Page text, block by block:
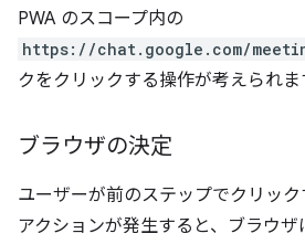
PWA のスコープ内の
https://chat.google.com/
クをクリックする操作が考えられま
ブラウザの決定
ユーザーが前のステップでクリッ
アクションが発生すると、ブラウ